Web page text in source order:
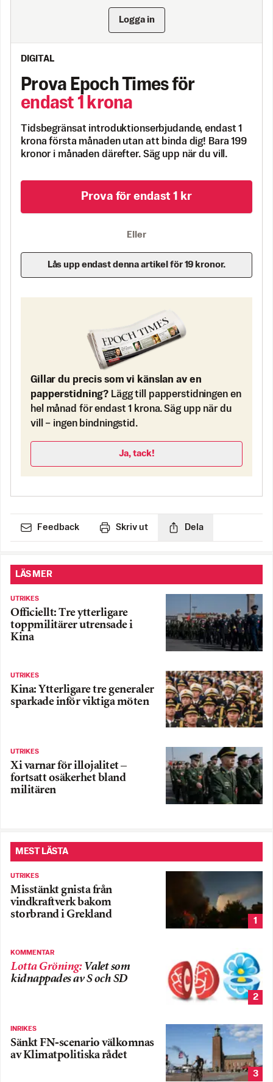
Logga in
DIGITAL
Prova Epoch Times för
endast 1 krona
Tidsbegränsat introduktionserbjudande, endast 1
krona första månaden utan att binda dig! Bara 199
kronor i månaden därefter. Säg upp när du vill.
Prova för endast 1 kr
Eller
Lås upp endast denna artikel för 19 kronor.
Gillar du precis som vi känslan av en
papperstidning? Lägg till papperstidningen en
hel månad för endast 1 krona. Säg upp när du
vill – ingen bindningstid.
Ja, tack!
Feedback Skriv ut Dela
LÄS MER
UTRIKES
Officiellt: Tre ytterligare
toppmilitärer utrensade i
Kina
UTRIKES
Kina: Ytterligare tre generaler
sparkade inför viktiga möten
UTRIKES
Xi varnar för illojalitet –
fortsatt osäkerhet bland
militären
MEST LÄSTA
UTRIKES
Misstänkt gnista från
vindkraftverk bakom
storbrand i Grekland
1
KOMMENTAR
Lotta Gröning: Valet som
kidnappades av S och SD
2
INRIKES
Sänkt FN-scenario välkomnas
av Klimatpolitiska rådet
3